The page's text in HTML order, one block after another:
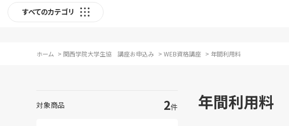
すべてのカテゴリ
ホーム > 関西学院大学生協 講座お申込み > WEB資格講座 > 年間利用料
対象商品 2件 年間利用料